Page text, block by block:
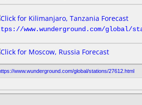
www.wunderground.com/global/
www.wunderground.com/global/stations/27612.html